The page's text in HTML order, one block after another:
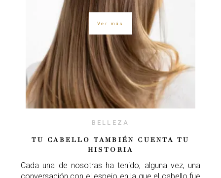
Ver más
BELLEZA
TU CABELLO TAMBIÉN CUENTA TU
HISTORIA
Cada una de nosotras ha tenido, alguna vez, una
conversación con el espejo en la que el cabello fue